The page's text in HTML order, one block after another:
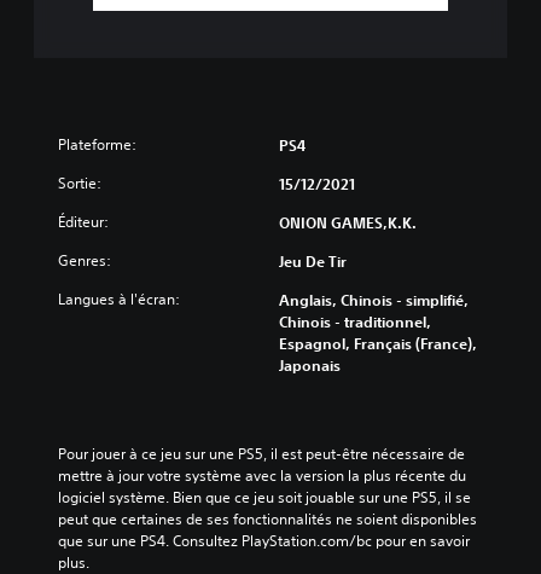
Plateforme: PS4
Sortie: 15/12/2021
Éditeur: ONION GAMES,K.K.
Genres: Jeu De Tir
Langues à l'écran:
Anglais, Chinois - simplifié,
Chinois - traditionnel,
Espagnol, Français (France),
Japonais
Pour jouer à ce jeu sur une PS5, il est peut-être nécessaire de
mettre à jour votre système avec la version la plus récente du
logiciel système. Bien que ce jeu soit jouable sur une PS5, il se
peut que certaines de ses fonctionnalités ne soient disponibles
que sur une PS4. Consultez PlayStation.com/bc pour en savoir
plus.